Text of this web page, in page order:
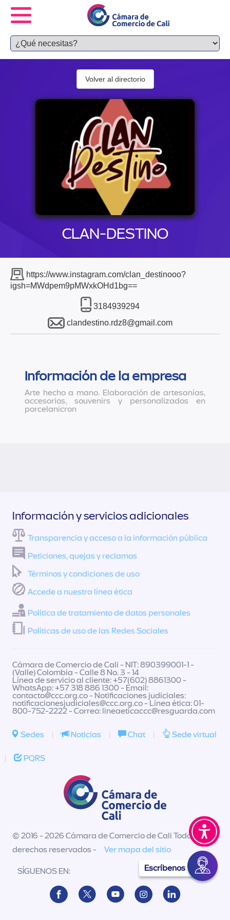
CLAN-DESTINO
Volver al directorio
https://www.instagram.com/clan_destinooo?
igsh=MWdpem9pMWxkOHd1bg==
3184939294
clandestino.rdz8@gmail.com
Información de la empresa
Arte hecho a mano. Elaboración de artesanías,
accesorios, souvenirs y personalizados en
porcelanicron
Escríbenos
Información y servicios adicionales
Transparencia y acceso a la información pública
Peticiones, quejas y reclamos
Términos y condiciones de uso
Accede a nuestra línea ética
Política de tratamiento de datos personales
Políticas de uso de las Redes Sociales
Cámara de Comercio de Cali - NIT: 890399001-1 -
(Valle) Colombia - Calle 8 No. 3 - 14
Línea de servicio al cliente: +57(602) 8861300 -
WhatsApp: +57 318 886 1300 - Email:
contacto@ccc.org.co- Notificaciones judiciales:
notificacionesjudiciales@ccc.org.co- Línea ética: 01-
800-752-2222 - Correo: lineaeticaccc@resguarda.com
Sedes | Noticias | Chat | Sede virtual
| PQRS
© 2016 - 2026 Cámara de Comercio de Cali Todos los
derechos reservados -
Ver mapa del sitio
SÍGUENOS EN: